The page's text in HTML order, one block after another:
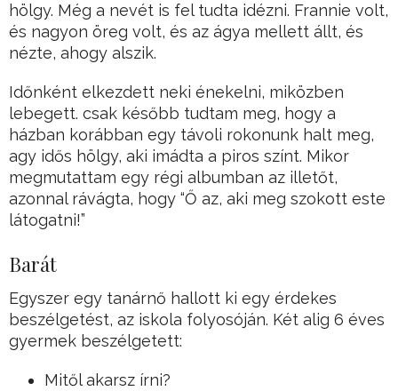
hölgy. Még a nevét is fel tudta idézni. Frannie volt,
és nagyon öreg volt, és az ágya mellett állt, és
nézte, ahogy alszik.
Időnként elkezdett neki énekelni, miközben
lebegett. csak később tudtam meg, hogy a
házban korábban egy távoli rokonunk halt meg,
agy idős hölgy, aki imádta a piros színt. Mikor
megmutattam egy régi albumban az illetőt,
azonnal rávágta, hogy “Ő az, aki meg szokott este
látogatni!”
Barát
Egyszer egy tanárnő hallott ki egy érdekes
beszélgetést, az iskola folyosóján. Két alig 6 éves
gyermek beszélgetett:
Mitől akarsz írni?